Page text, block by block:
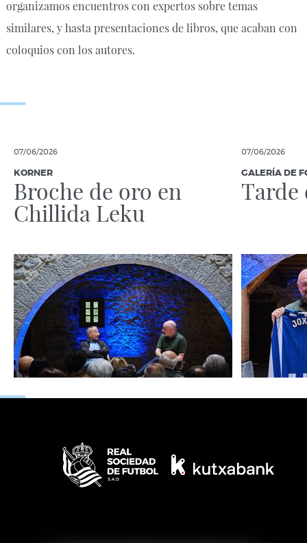
organizamos encuentros con expertos sobre temas
similares, y hasta presentaciones de libros, que acaban con
coloquios con los autores.
07/06/2026
KORNER
Broche de oro en
Chillida Leku
07/06/2026
GALERÍA DE
Tarde